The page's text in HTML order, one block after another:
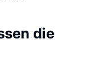
die